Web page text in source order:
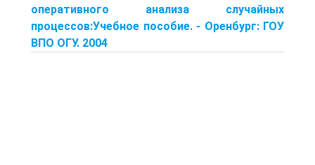
оперативного анализа случайных
процессов:Учебное пособие. - Оренбург: ГОУ
ВПО ОГУ. 2004